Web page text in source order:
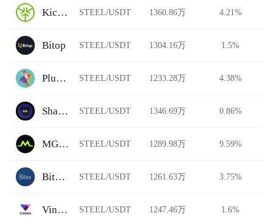
KickEX STEEL/USDT 1360.86万 4.21%
Bitop STEEL/USDT 1304.16万 1.5%
Plunderswap STEEL/USDT 1233.28万 4.38%
ShadowSwap STEEL/USDT 1346.69万 0.86%
MGBX STEEL/USDT 1289.98万 9.59%
Bitex.la STEEL/USDT 1261.63万 3.75%
Vindax STEEL/USDT 1247.46万 1.6%